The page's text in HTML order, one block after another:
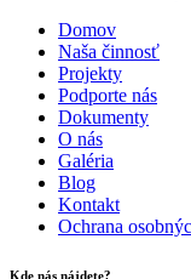
Domov
Naša činnosť
Projekty
Podporte nás
Dokumenty
O nás
Galéria
Blog
Kontakt
Ochrana
Kde nás nájdete?